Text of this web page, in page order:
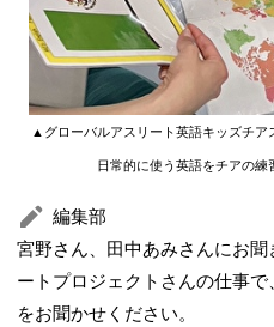
▲グローバルアスリート英語キッズチア
日常的に使う英語をチアの
編集部
宮野さん、田中あみさんにお聞
ートプロジェクトさんの仕事
をお聞かせください。